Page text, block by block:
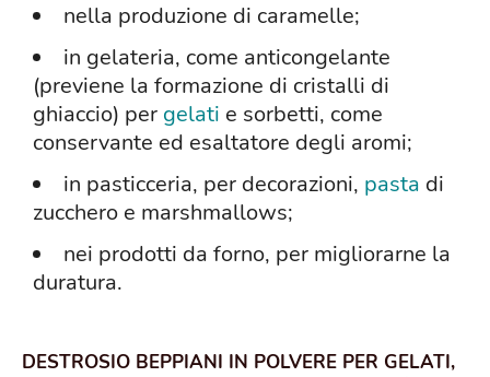
nella produzione di caramelle;
in gelateria, come anticongelante
(previene la formazione di cristalli di
ghiaccio) per gelati e sorbetti, come
conservante ed esaltatore degli aromi;
in pasticceria, per decorazioni, pasta di
zucchero e marshmallows;
nei prodotti da forno, per migliorarne la
duratura.
DESTROSIO BEPPIANI IN POLVERE PER GELATI,